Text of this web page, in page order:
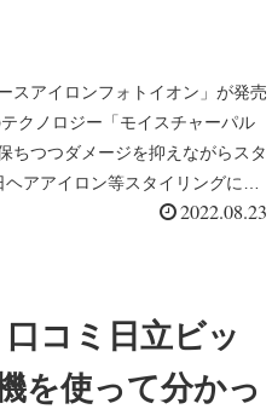
スアイロンフォトイオン」が発売
クノロジー「モイスチャーパル
ちつつダメージを抑えながらスタ
アイロン等スタイリングによ
2022.08.23
コミ日立ビッ
を使って分かっ